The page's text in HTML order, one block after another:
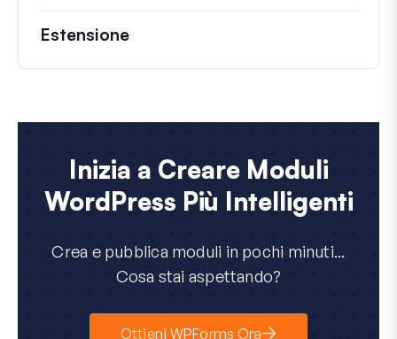
Estensione
Inizia a Creare Moduli
WordPress Più Intelligenti
Crea e pubblica moduli in pochi minuti...
Cosa stai aspettando?
Ottieni WPForms Ora